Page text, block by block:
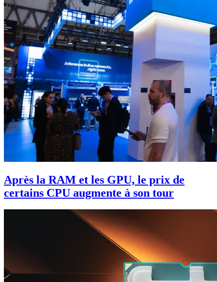
Après la RAM et les GPU, le prix de
certains CPU augmente à son tour